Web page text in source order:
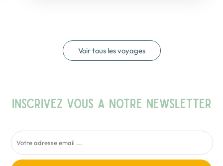
Voir tous les voyages
INSCRIVEZ VOUS A NOTRE NEWSLETTER